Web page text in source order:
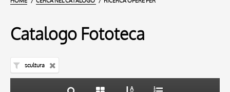
Catalogo Fototeca
scultura